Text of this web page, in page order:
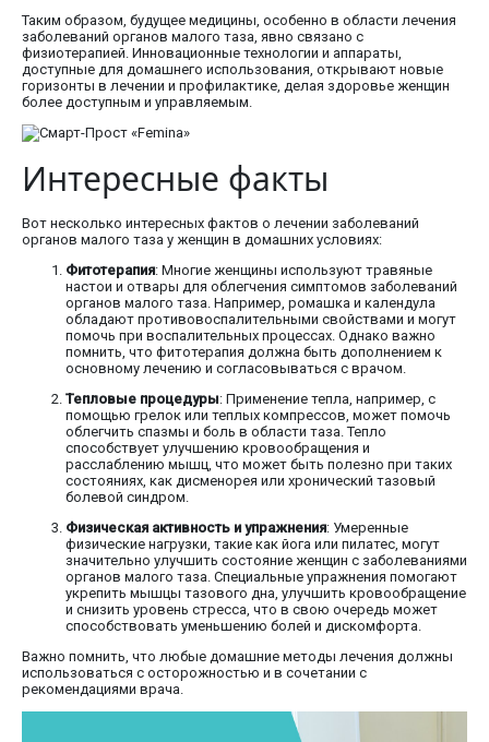
Таким образом, будущее медицины, особенно в области лечения
заболеваний органов малого таза, явно связано с
физиотерапией. Инновационные технологии и аппараты,
доступные для домашнего использования, открывают новые
горизонты в лечении и профилактике, делая здоровье женщин
более доступным и управляемым.
Интересные факты
Вот несколько интересных фактов о лечении заболеваний
органов малого таза у женщин в домашних условиях:
Фитотерапия: Многие женщины используют травяные
настои и отвары для облегчения симптомов заболеваний
органов малого таза. Например, ромашка и календула
обладают противовоспалительными свойствами и могут
помочь при воспалительных процессах. Однако важно
помнить, что фитотерапия должна быть дополнением к
основному лечению и согласовываться с врачом.
Тепловые процедуры: Применение тепла, например, с
помощью грелок или теплых компрессов, может помочь
облегчить спазмы и боль в области таза. Тепло
способствует улучшению кровообращения и
расслаблению мышц, что может быть полезно при таких
состояниях, как дисменорея или хронический тазовый
болевой синдром.
Физическая активность и упражнения: Умеренные
физические нагрузки, такие как йога или пилатес, могут
значительно улучшить состояние женщин с заболеваниями
органов малого таза. Специальные упражнения помогают
укрепить мышцы тазового дна, улучшить кровообращение
и снизить уровень стресса, что в свою очередь может
способствовать уменьшению болей и дискомфорта.
Важно помнить, что любые домашние методы лечения должны
использоваться с осторожностью и в сочетании с
рекомендациями врача.